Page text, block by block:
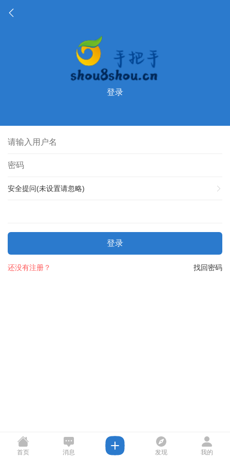
登录
安全提问(未设置请忽略)
登录
找回密码
还没有注册？
首页 消息 发现 我的